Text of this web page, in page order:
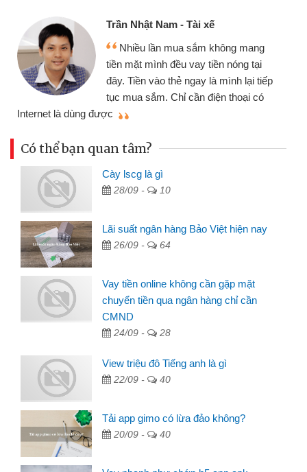
Trần Nhật Nam - Tài xế
Nhiều lần mua sắm không mang
tiền mặt mình đều vay tiền nóng tại
đây. Tiền vào thẻ ngay là mình lại tiếp
tục mua sắm. Chỉ cần điện thoại có
Internet là dùng được
Có thể bạn quan tâm?
Cày lscg là gì
28/09 - 10
Lãi suất ngân hàng Bảo Việt hiện nay
26/09 - 64
Vay tiền online không cần gặp mặt
chuyển tiền qua ngân hàng chỉ cần
CMND
24/09 - 28
View triệu đô Tiếng anh là gì
22/09 - 40
Tải app gimo có lừa đảo không?
20/09 - 40